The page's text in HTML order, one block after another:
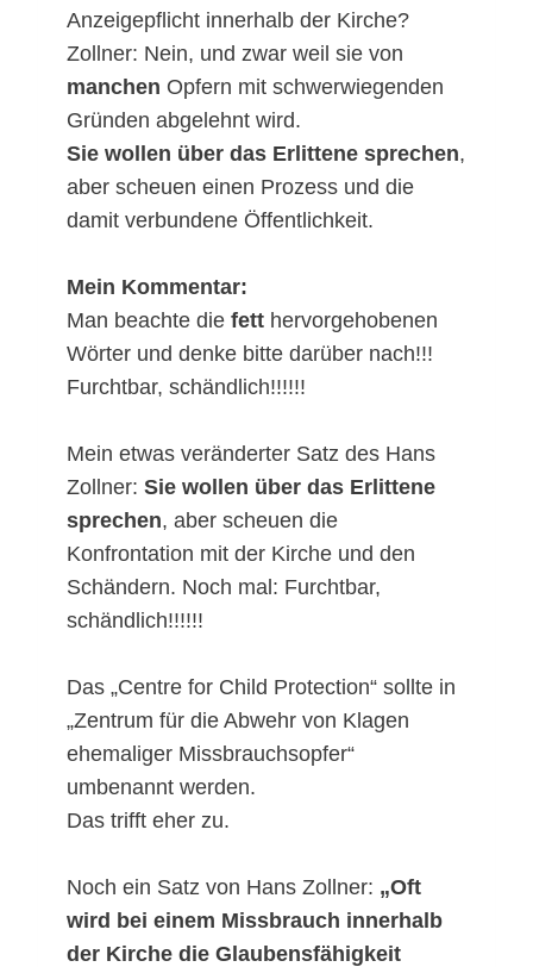
Anzeigepflicht innerhalb der Kirche?
Zollner: Nein, und zwar weil sie von
manchen Opfern mit schwerwiegenden
Gründen abgelehnt wird.
Sie wollen über das Erlittene sprechen,
aber scheuen einen Prozess und die
damit verbundene Öffentlichkeit.
Mein Kommentar:
Man beachte die fett hervorgehobenen
Wörter und denke bitte darüber nach!!!
Furchtbar, schändlich!!!!!!
Mein etwas veränderter Satz des Hans
Zollner: Sie wollen über das Erlittene
sprechen, aber scheuen die
Konfrontation mit der Kirche und den
Schändern. Noch mal: Furchtbar,
schändlich!!!!!!
Das „Centre for Child Protection“ sollte in
„Zentrum für die Abwehr von Klagen
ehemaliger Missbrauchsopfer“
umbenannt werden.
Das trifft eher zu.
Noch ein Satz von Hans Zollner: „Oft
wird bei einem Missbrauch innerhalb
der Kirche die Glaubensfähigkeit